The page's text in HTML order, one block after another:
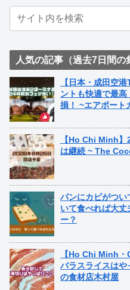
人気の記事（過去7日間の
【日本・成田空
ントも快適で最
損！ ~エアポート
【Ho Chi Minh
は継続 ~ The
パンにカビがつい
いて食べれば大
ー？
【Ho Chi Minh
バラスライスはや
の食材店木村屋